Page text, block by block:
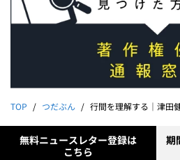
TOP つだぶん 行間を理解する｜津田健次郎
無料ニュースレター登録は
こちら
期